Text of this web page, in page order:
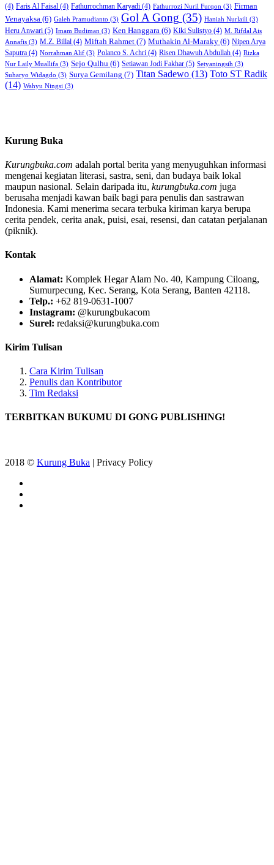
(4) Faris Al Faisal (4) Fathurrochman Karyadi (4) Fathurrozi Nuril Furqon (3) Firman
Venayaksa (6) Galeh Pramudianto (3) Gol A Gong (35) Haniah Nurlaili (3)
Heru Anwari (5) Imam Budiman (3) Ken Hanggara (6) Kiki Sulistyo (4) M. Rifdal Ais
Annafis (3) M.Z. Billal (4) Miftah Rahmet (7) Muthakin Al-Maraky (6) Nipen Arya
Saputra (4) Norrahman Alif (3) Polanco S. Achri (4) Risen Dhawuh Abdullah (4) Rizka
Nur Laily Muallifa (3) Sejo Qulhu (6) Setiawan Jodi Fakhar (5) Setyaningsih (3)
Suharyo Widagdo (3) Surya Gemilang (7) Titan Sadewo (13) Toto ST Radik
(14) Wahyu Ningsi (3)
Kurung Buka
Kurungbuka.com adalah portal berita yang menyuguhkan informasi
mengenai kegiatan literasi, sastra, seni, dan budaya baik lokal
maupun nasional. Selain daripada itu, kurungbuka.com juga
berusaha menjadi kawan baik bagi para penulis dan sastrawan
Indonesia. Kami menerima secara terbuka kiriman karya berupa
cerita pendek, cerita anak, puisi, esai, resensi, dan catatan perjalanan
(piknik).
Kontak
Alamat: Komplek Hegar Alam No. 40, Kampung Ciloang,
Sumurpecung, Kec. Serang, Kota Serang, Banten 42118.
Telp.: +62 819-0631-1007
Instagram: @kurungbukacom
Surel: redaksi@kurungbuka.com
Kirim Tulisan
Cara Kirim Tulisan
Penulis dan Kontributor
Tim Redaksi
TERBITKAN BUKUMU DI GONG PUBLISHING!
2018 © Kurung Buka | Privacy Policy